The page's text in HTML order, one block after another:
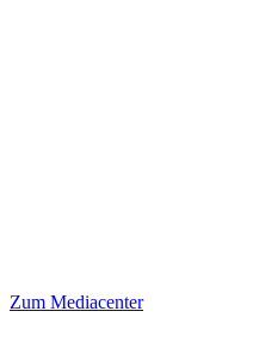
Zum Mediacenter